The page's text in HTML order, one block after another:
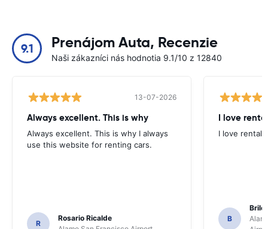
9.1 Prenájom Auta, Recenzie
Naši zákazníci nás hodnotia 9.1/10 z 12840
13-07-2026
Always excellent. This is why
Always excellent. This is why I always
use this website for renting cars.
R
Rosario Ricalde
I love
I love rental
B